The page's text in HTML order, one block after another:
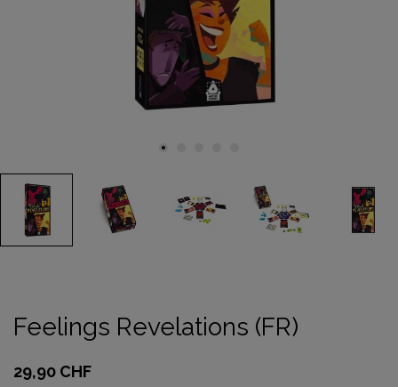
Feelings Revelations (FR)
29,90 CHF